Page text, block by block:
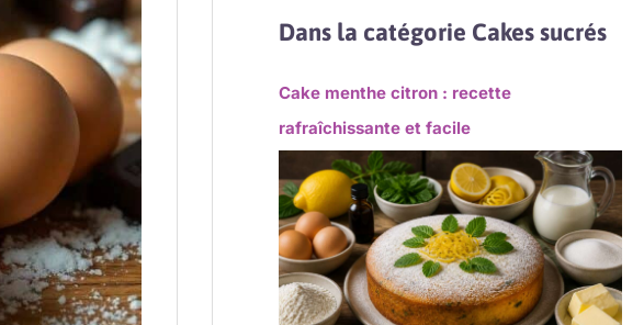
Dans la catégorie Cakes sucrés
Cake menthe citron : recette
rafraîchissante et facile